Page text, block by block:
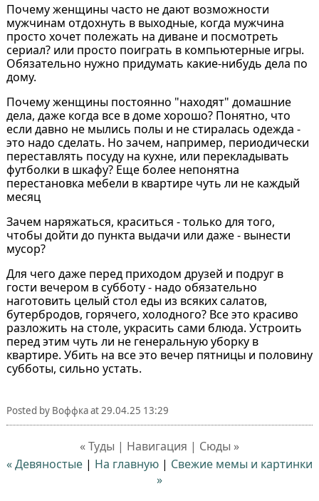
Почему женщины часто не дают возможности
мужчинам отдохнуть в выходные, когда мужчина
просто хочет полежать на диване и посмотреть
сериал? или просто поиграть в компьютерные игры.
Обязательно нужно придумать какие-нибудь дела по
дому.
Почему женщины постоянно "находят" домашние
дела, даже когда все в доме хорошо? Понятно, что
если давно не мылись полы и не стиралась одежда -
это надо сделать. Но зачем, например, периодически
переставлять посуду на кухне, или перекладывать
футболки в шкафу? Еще более непонятна
перестановка мебели в квартире чуть ли не каждый
месяц
Зачем наряжаться, краситься - только для того,
чтобы дойти до пункта выдачи или даже - вынести
мусор?
Для чего даже перед приходом друзей и подруг в
гости вечером в субботу - надо обязательно
наготовить целый стол еды из всяких салатов,
бутербродов, горячего, холодного? Все это красиво
разложить на столе, украсить сами блюда. Устроить
перед этим чуть ли не генеральную уборку в
квартире. Убить на все это вечер пятницы и половину
субботы, сильно устать.
Posted by Воффкаat 29.04.25 13:29
« Туды | Навигация | Сюды »
« Девяностые | На главную | Свежие мемы и картинки
»